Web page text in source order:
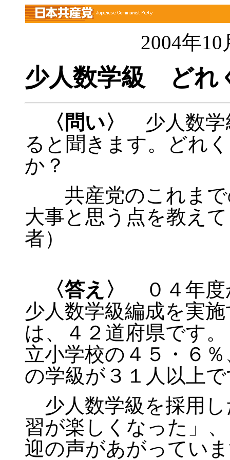
2004年
少人数学級 どれ
〈問い〉
少人数学
ると聞きます。どれ
か？
共産党のこれまで
大事と思う点を教え
者）
〈答え〉
０４年度
少人数学級編成を実
は、４２道府県です
立小学校の４５・６
の学級が３１人以上
少人数学級を採用
習が楽しくなった」
迎の声があがってい